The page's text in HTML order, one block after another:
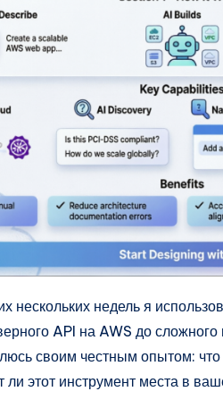
нескольких недель я
API на AWS до
своим честным опытом:
ли этот инструмент места в